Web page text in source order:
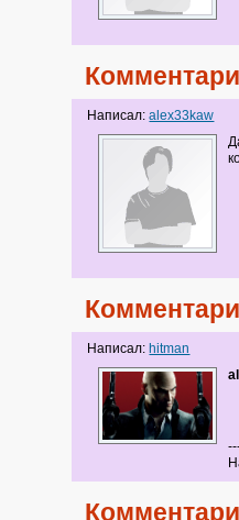
Написал:alex33kaw
Написал: hitman